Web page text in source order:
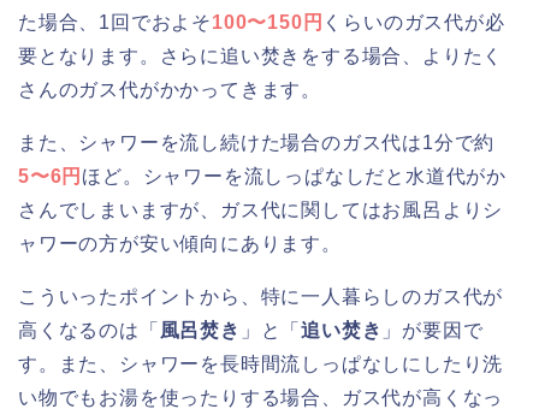
た場合、1回でおよそ100〜150円 くらいのガス代が必
要となります。さらに追い焚きをする場合、よりたく
さんのガス代がかかってきます。
また、シャワーを流し続けた場合のガス代は1分で約
5〜6円 ほど。シャワーを流しっぱなしだと水道代がか
さんでしまいますが、ガス代に関してはお風呂よりシ
ャワーの方が安い傾向にあります。
こういったポイントから、特に一人暮らしのガス代が
高くなるのは「 風呂焚き 」と「追い焚き 」が要因で
す。また、シャワーを長時間流しっぱなしにしたり洗
い物でもお湯を使ったりする場合、ガス代が高くなっ